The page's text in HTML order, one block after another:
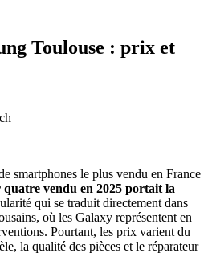
Toulouse : prix et
smartphones le plus vendu en France
vendu en 2025 portait la
qui se traduit directement dans
où les Galaxy représentent en
Pourtant, les prix varient du
la qualité des pièces et le réparateur